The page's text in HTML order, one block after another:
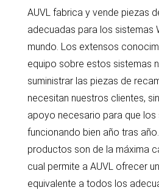
AUVL fabrica y vende piezas
adecuadas para los sistemas
mundo. Los extensos
equipo sobre estos sistemas
suministrar las piezas de
necesitan nuestros clientes,
apoyo necesario para que los
funcionando bien año tras
productos son de la máxima
cual permite a AUVL ofrecer
equivalente a todos los